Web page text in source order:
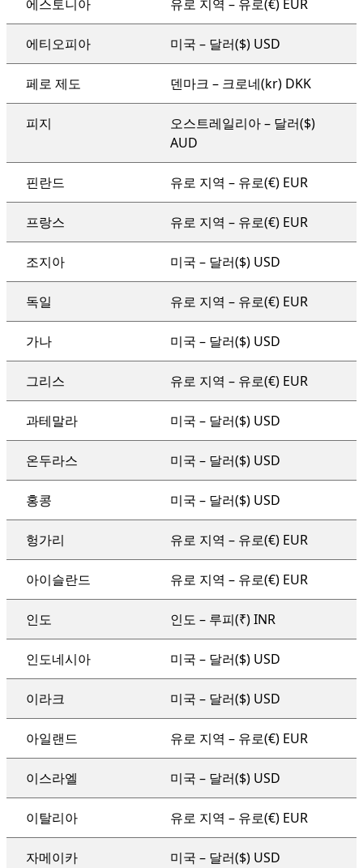
에스토니아 유로 지역 – 유로(€) EUR
에티오피아 미국 – 달러($) USD
페로 제도 덴마크 – 크로네(kr) DKK
피지
오스트레일리아 – 달러($)
AUD
핀란드 유로 지역 – 유로(€) EUR
프랑스 유로 지역 – 유로(€) EUR
조지아 미국 – 달러($) USD
독일 유로 지역 – 유로(€) EUR
가나 미국 – 달러($) USD
그리스 유로 지역 – 유로(€) EUR
과테말라 미국 – 달러($) USD
온두라스 미국 – 달러($) USD
홍콩 미국 – 달러($) USD
헝가리 유로 지역 – 유로(€) EUR
아이슬란드 유로 지역 – 유로(€) EUR
인도 인도 – 루피(₹) INR
인도네시아 미국 – 달러($) USD
이라크 미국 – 달러($) USD
아일랜드 유로 지역 – 유로(€) EUR
이스라엘 미국 – 달러($) USD
이탈리아 유로 지역 – 유로(€) EUR
자메이카 미국 – 달러($) USD